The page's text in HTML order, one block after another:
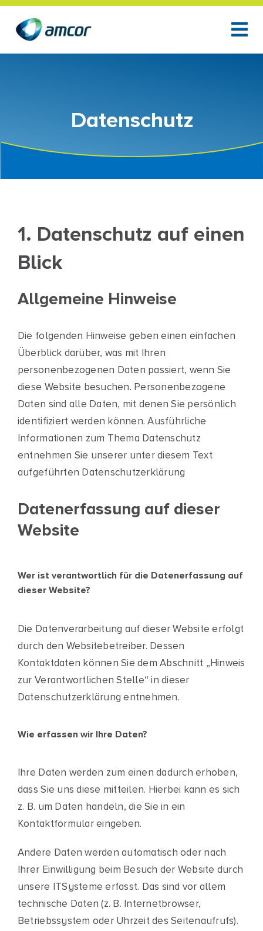
Zum
Inhalt
springen
Datenschutz
1. Datenschutz auf einen
Blick
Allgemeine Hinweise
Die folgenden Hinweise geben einen einfachen
Überblick darüber, was mit Ihren
personenbezogenen Daten passiert, wenn Sie
diese Website besuchen. Personenbezogene
Daten sind alle Daten, mit denen Sie persönlich
identifiziert werden können. Ausführliche
Informationen zum Thema Datenschutz
entnehmen Sie unserer unter diesem Text
aufgeführten Datenschutzerklärung
Datenerfassung auf dieser
Website
Wer ist verantwortlich für die Datenerfassung auf
dieser Website?
Die Datenverarbeitung auf dieser Website erfolgt
durch den Websitebetreiber. Dessen
Kontaktdaten können Sie dem Abschnitt „Hinweis
zur Verantwortlichen Stelle“ in dieser
Datenschutzerklärung entnehmen.
Wie erfassen wir Ihre Daten?
Ihre Daten werden zum einen dadurch erhoben,
dass Sie uns diese mitteilen. Hierbei kann es sich
z. B. um Daten handeln, die Sie in ein
Kontaktformular eingeben.
Andere Daten werden automatisch oder nach
Ihrer Einwilligung beim Besuch der Website durch
unsere ITSysteme erfasst. Das sind vor allem
technische Daten (z. B. Internetbrowser,
Betriebssystem oder Uhrzeit des Seitenaufrufs).